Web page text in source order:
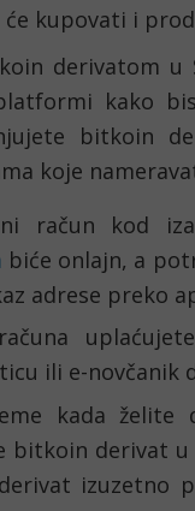
kupovati i
derivatom
kako
bitkoin
koje
račun kod
biće onlajn, a
adrese preko
ili e-novčanik
kada
bitkoin derivat
izuzetno